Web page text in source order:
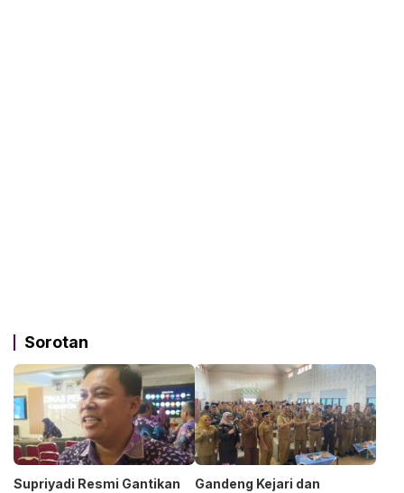
Sorotan
Supriyadi Resmi Gantikan
Gandeng Kejari dan